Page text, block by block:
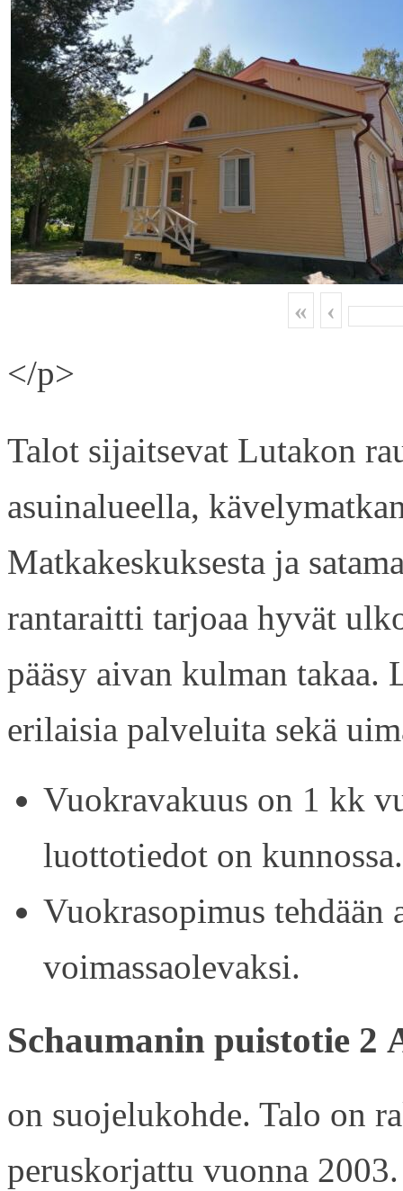
« ‹
</p>
Talot sijaitsevat Lutakon
asuinalueella,
Matkakeskuksesta ja
rantaraitti tarjoaa hyvät
pääsy aivan kulman
erilaisia palveluita sekä
Vuokravakuus on 1 kk
luottotiedot on kunnossa.
Vuokrasopimus tehdään
voimassaolevaksi.
Schaumanin puistotie 2
on suojelukohde. Talo on
peruskorjattu vuonna 2003.